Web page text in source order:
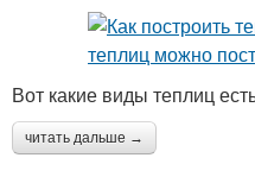
Вот какие виды теплиц
читать дальше →